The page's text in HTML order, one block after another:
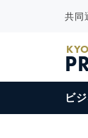
共同
ビ